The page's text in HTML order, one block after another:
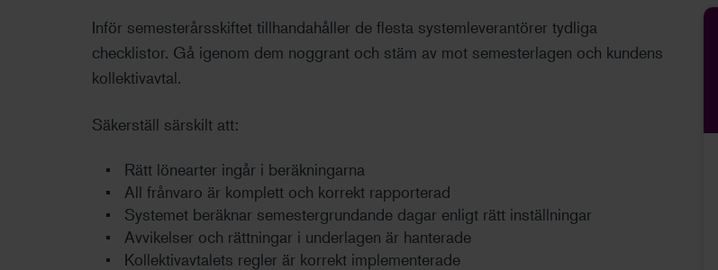
Inför semesterårsskiftet tillhandahåller de flesta systemleverantörer tydliga
checklistor. Gå igenom dem noggrant och stäm av mot semesterlagen och kundens
kollektivavtal.
Säkerställ särskilt att:
Rätt lönearter ingår i beräkningarna
All frånvaro är komplett och korrekt rapporterad
Systemet beräknar semestergrundande dagar enligt rätt inställningar
Avvikelser och rättningar i underlagen är hanterade
Kollektivavtalets regler är korrekt implementerade